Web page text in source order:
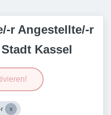
r Angestellte/-r
Kassel